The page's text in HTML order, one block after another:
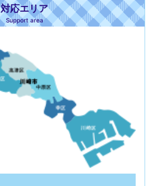
対応エリア
Support area